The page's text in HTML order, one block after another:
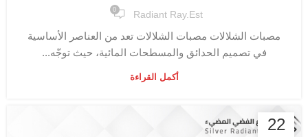
Radiant Ray.est
0
مصبات الشلالات مصبات الشلالات تعد من العناصر الأساسية
في تصميم الحدائق والمسطحات المائية، حيث توجّه...
أكمل القراءة
22